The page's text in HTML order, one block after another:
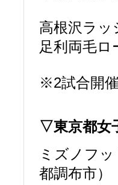
高根沢ラッ
足利両毛
※2試合開催
▽東京都女
ミズノフ
都調布市）